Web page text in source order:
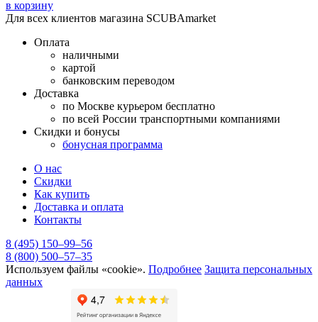
в корзину
Для всех клиентов магазина SCUBAmarket
Оплата
наличными
картой
банковским переводом
Доставка
по Москве курьером бесплатно
по всей России транспортными компаниями
Скидки и бонусы
бонусная программа
О нас
Скидки
Как купить
Доставка и оплата
Контакты
8 (495) 150–99–56
8 (800) 500–57–35
Используем файлы «cookie». Подробнее Защита персональных
данных